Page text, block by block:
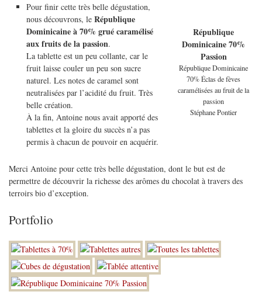
République
Dominicaine 70%
Passion
République Dominicaine
70% Éclas de fèves
caramélisées au fruit de la
passion
Stéphane Pontier
Pour finir cette très belle dégustation,
nous découvrons, le République
Dominicaine à 70% grué caramélisé
aux fruits de la passion.
La tablette est un peu collante, car le
fruit laisse couler un peu son sucre
naturel. Les notes de caramel sont
neutralisées par l’acidité du fruit. Très
belle création.
À la fin, Antoine nous avait apporté des
tablettes et la gloire du succès n’a pas
permis à chacun de pouvoir en acquérir.
Merci Antoine pour cette très belle dégustation, dont le but est de
permettre de découvrir la richesse des arômes du chocolat à travers des
terroirs bio d’exception.
Portfolio